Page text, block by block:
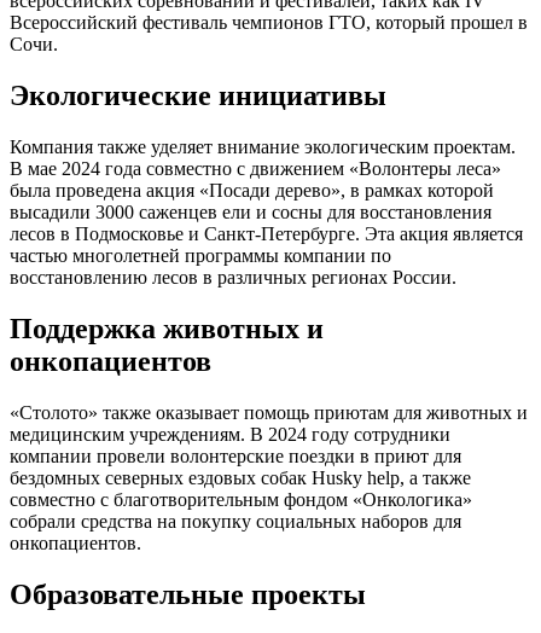
Всероссийский фестиваль чемпионов ГТО, который прошел в
Сочи.
Экологические инициативы
Компания также уделяет внимание экологическим проектам.
В мае 2024 года совместно с движением «Волонтеры леса»
была проведена акция «Посади дерево», в рамках которой
высадили 3000 саженцев ели и сосны для восстановления
лесов в Подмосковье и Санкт-Петербурге. Эта акция является
частью многолетней программы компании по
восстановлению лесов в различных регионах России.
Поддержка животных и
онкопациентов
«Столото» также оказывает помощь приютам для животных и
медицинским учреждениям. В 2024 году сотрудники
компании провели волонтерские поездки в приют для
бездомных северных ездовых собак Husky help, а также
совместно с благотворительным фондом «Онкологика»
собрали средства на покупку социальных наборов для
онкопациентов.
Образовательные проекты